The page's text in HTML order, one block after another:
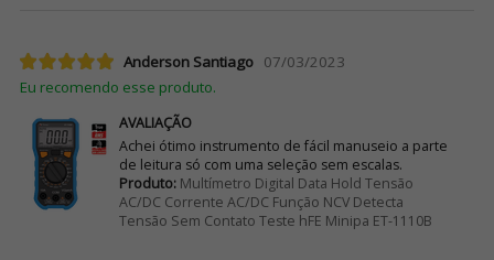
Anderson Santiago 07/03/2023
Eu recomendo esse produto.
AVALIAÇÃO
Achei ótimo instrumento de fácil manuseio a parte
de leitura só com uma seleção sem escalas.
Produto:Multímetro Digital Data Hold Tensão
AC/DC Corrente AC/DC Função NCV Detecta
Tensão Sem Contato Teste hFE Minipa ET-1110B